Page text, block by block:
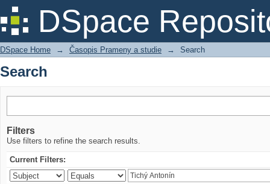
DSpace
Search
DSpace Home → Časopis Prameny a studie → Search
Search
Filters
Use filters to refine the search results.
Current Filters: